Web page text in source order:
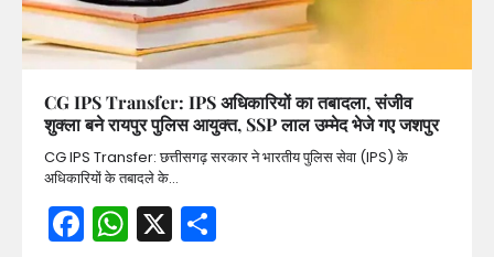
CG IPS Transfer: IPS अधिकारियों का तबादला, संजीव
शुक्ला बने रायपुर पुलिस आयुक्त, SSP लाल उम्मेद भेजे गए जशपुर
CG IPS Transfer: छत्तीसगढ़ सरकार ने भारतीय पुलिस सेवा (IPS) के
अधिकारियों के तबादले के…
Facebook
WhatsApp
X